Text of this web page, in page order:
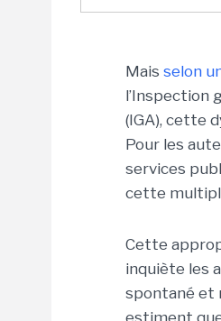
Mais selon
l’Inspection
(IGA), cette
Pour les
services
cette
Cette
inquiète les
spontané et
estiment